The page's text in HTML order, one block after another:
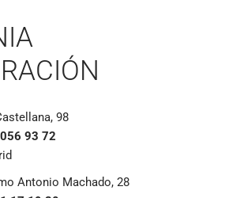
98
93 72
Antonio Machado, 28